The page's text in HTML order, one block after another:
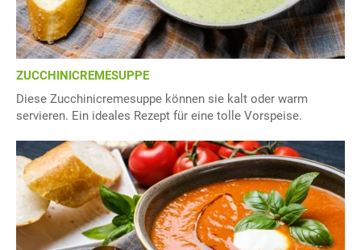
ZUCCHINICREMESUPPE
Diese Zucchinicremesuppe können sie kalt oder warm
servieren. Ein ideales Rezept für eine tolle Vorspeise.